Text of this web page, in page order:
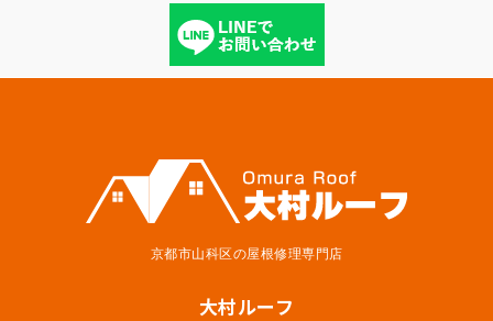
京都市山科区の屋根修理専門店
大村ルーフ